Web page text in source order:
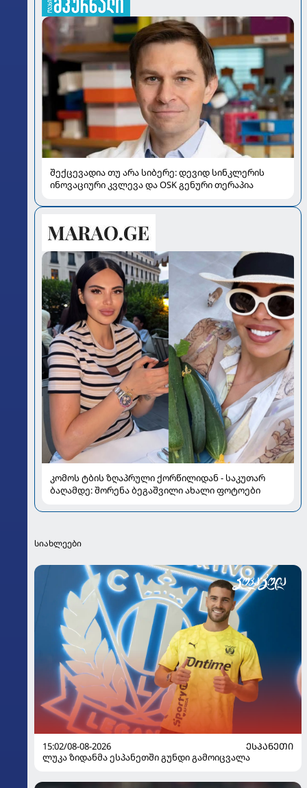
შექცევადია თუ არა სიბერე: დევიდ სინკლერის
ინოვაციური კვლევა და OSK გენური თერაპია
კომოს ტბის ზღაპრული ქორწილიდან - საკუთარ
ბაღამდე: შორენა ბეგაშვილი ახალი ფოტოები
სიახლეები
15:02/08-08-2026
ᲔᲡᲞᲐᲜᲔᲗᲘ
ლუკა ზიდანმა ესპანეთში გუნდი გამოიცვალა